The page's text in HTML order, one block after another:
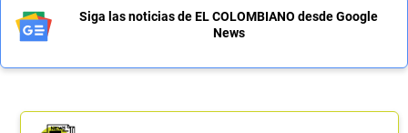
Siga las noticias de EL COLOMBIANO desde Google
News